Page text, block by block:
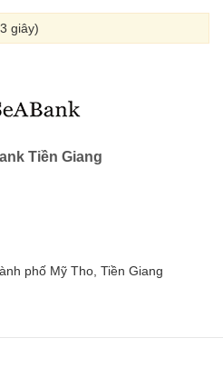
giây)
Tiền Giang
phố Mỹ Tho, Tiền Giang